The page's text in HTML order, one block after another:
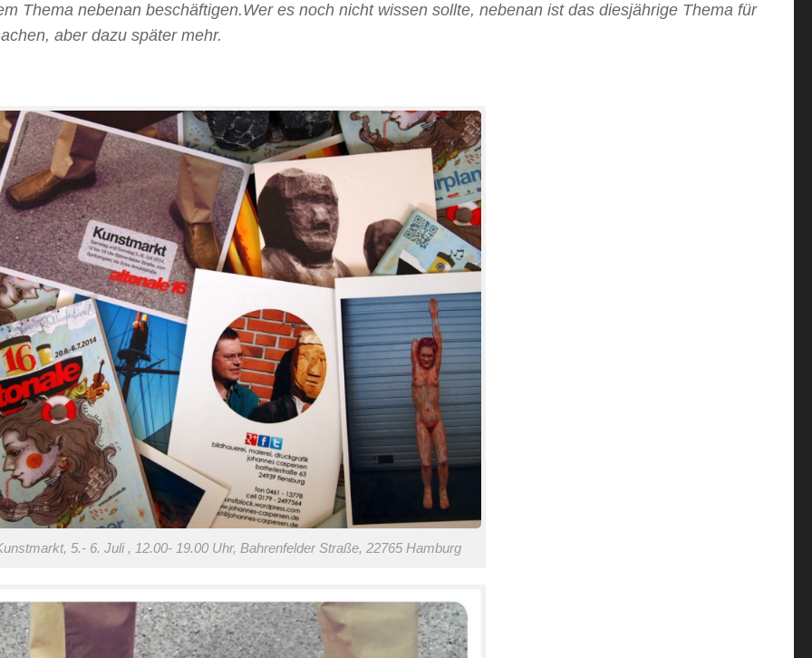
Thema nebenan beschäftigen.Wer es noch nicht wissen sollte, nebenan ist das diesjährige Thema für
aber dazu später mehr.
5.- 6. Juli , 12.00- 19.00 Uhr, Bahrenfelder Straße, 22765 Hamburg